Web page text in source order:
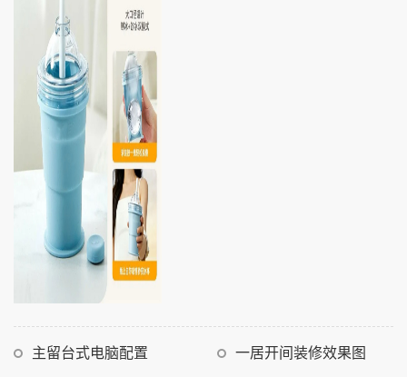
主留台式电脑配置 一居开间装修效果图